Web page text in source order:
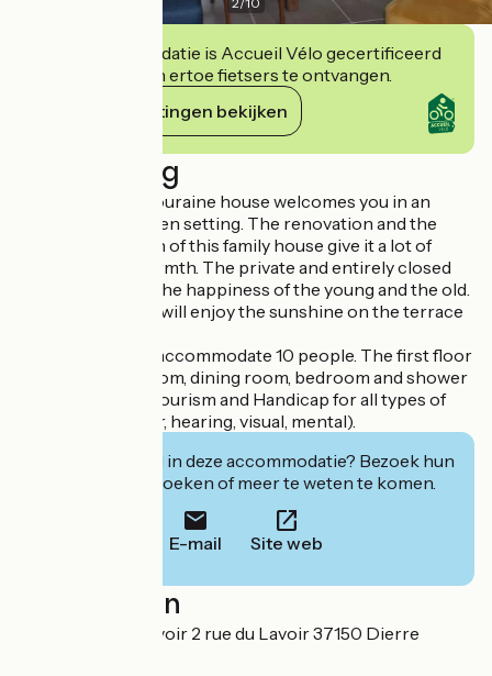
Deze accommodatie is Accueil Vélo gecertificeerd
en verbindt zich ertoe fietsers te ontvangen.
Haar verplichtingen bekijken
Beschrijving
This traditional Touraine house welcomes you in an
authentic and green setting. The renovation and the
unique decoration of this family house give it a lot of
character and warmth. The private and entirely closed
garden will make the happiness of the young and the old.
Facing south, you will enjoy the sunshine on the terrace
This cottage can accommodate 10 people. The first floor
(kitchen, living room, dining room, bedroom and shower
room) is labeled Tourism and Handicap for all types of
disabilities (motor, hearing, visual, mental).
Geïnteresseerd in deze accommodatie? Bezoek hun
website om te boeken of meer te weten te komen.
E-mail Site web
Localisation
La Longère du Lavoir 2 rue du Lavoir 37150 Dierre